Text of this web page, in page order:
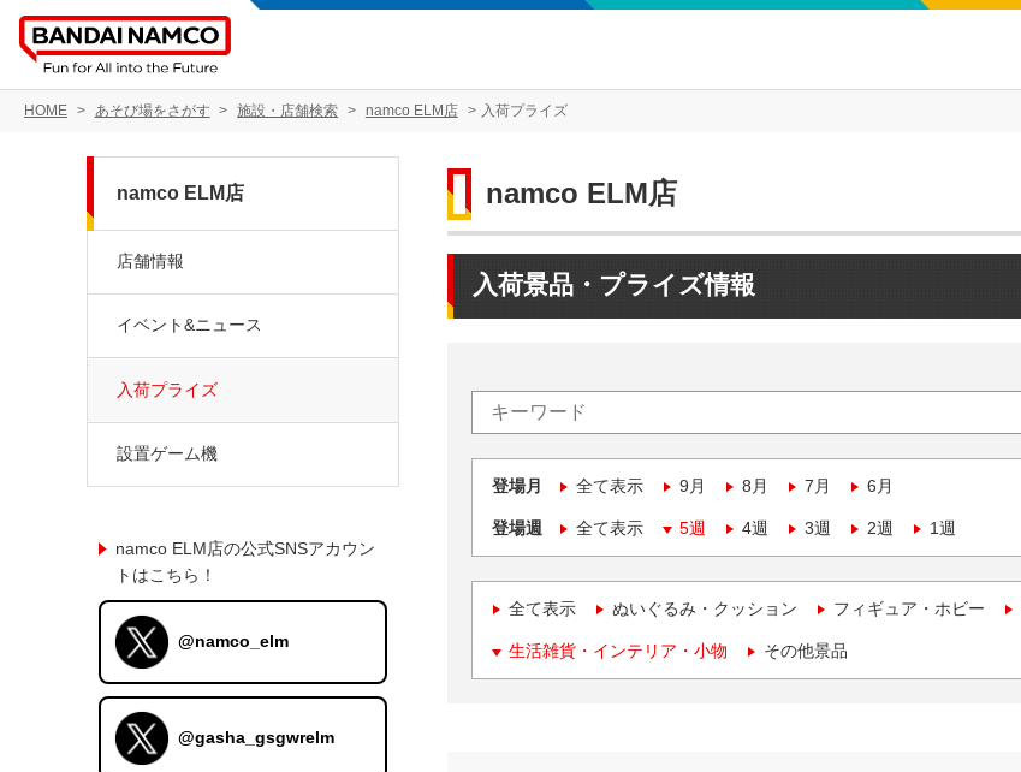
HOME あそび場をさがす 施設・店舗検索 namco ELM店 入荷プライズ
namco ELM店
入荷景品・プライズ情報
登場月 全て表示 9月 8月 7月 6月
登場週 全て表示 5週 4週 3週 2週 1週
全て表示 ぬいぐるみ・クッション フィギュア・ホビー
生活雑貨・インテリア・小物 その他景品
namco ELM店
店舗情報
イベント&ニュース
入荷プライズ
設置ゲーム機
namco ELM店の公式SNSアカウン
トはこちら！
@namco_elm
@gasha_gsgwrelm